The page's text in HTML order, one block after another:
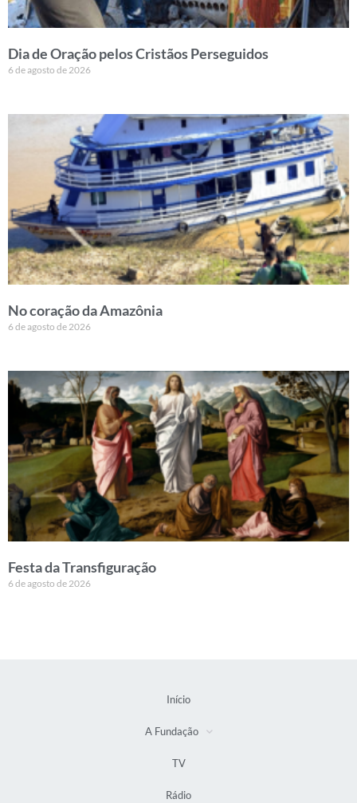
Dia de Oração pelos Cristãos Perseguidos
6 de agosto de 2026
No coração da Amazônia
6 de agosto de 2026
Festa da Transfiguração
6 de agosto de 2026
Início
A Fundação
TV
Rádio